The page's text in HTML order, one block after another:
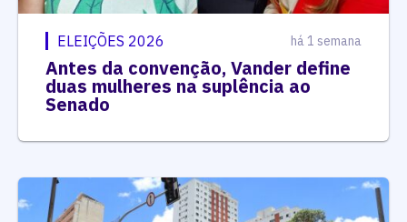
ELEIÇÕES 2026 há 1 semana
Antes da convenção, Vander define
duas mulheres na suplência ao
Senado